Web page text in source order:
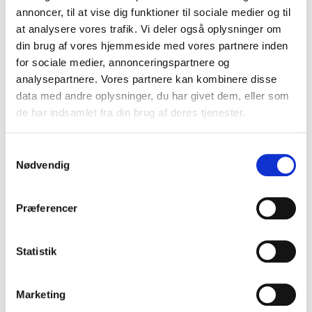
annoncer, til at vise dig funktioner til sociale medier og til
at analysere vores trafik. Vi deler også oplysninger om
din brug af vores hjemmeside med vores partnere inden
for sociale medier, annonceringspartnere og
analysepartnere. Vores partnere kan kombinere disse
data med andre oplysninger, du har givet dem, eller som
de har indsamlet fra din brug af deres tjenester.
Nødvendig
Præferencer
Statistik
Marketing
(inkl. moms)
VIS PRODUKT